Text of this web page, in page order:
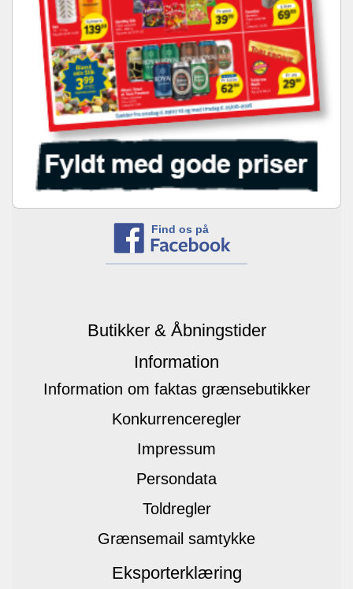
Find os på
Butikker & Åbningstider
Information
Information om faktas grænsebutikker
Konkurrenceregler
Impressum
Persondata
Toldregler
Grænsemail samtykke
Eksporterklæring